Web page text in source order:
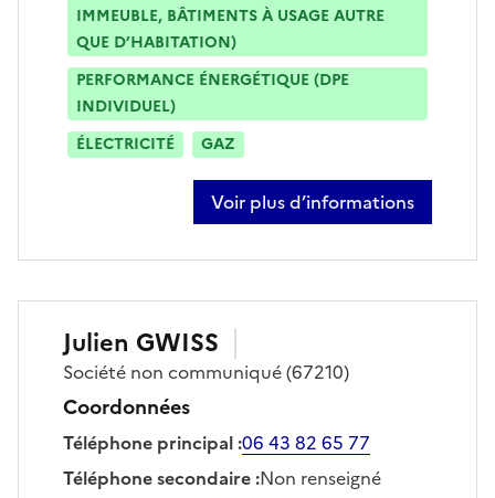
IMMEUBLE, BÂTIMENTS À USAGE AUTRE
QUE D’HABITATION)
PERFORMANCE ÉNERGÉTIQUE (DPE
INDIVIDUEL)
ÉLECTRICITÉ
GAZ
Voir plus d’informations
sur frédéric relle
Julien GWISS
Société non communiqué(67210)
Coordonnées
Téléphone principal:06 43 82 65 77
Téléphone secondaire:Non renseigné